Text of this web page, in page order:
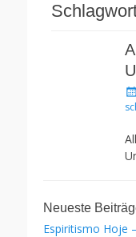
Neueste
Espiritismo Hoje